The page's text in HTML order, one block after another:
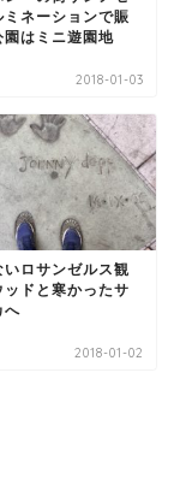
ミネーションで賑
園はミニ遊園地
2018-01-03
いロサンゼルス観
ッドと寒かったサ
へ
2018-01-02